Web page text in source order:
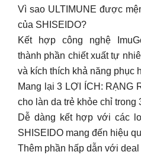
Vì sao ULTIMUNE được
của SHISEIDO?
Kết hợp công nghệ
thành phần chiết xuất tự
và kích thích khả năng phục
Mang lại 3 LỢI ÍCH: RẠNG
cho làn da trẻ khỏe chỉ trong
Dễ dàng kết hợp với các
SHISEIDO mang đến hiệu
Thêm phần hấp dẫn với